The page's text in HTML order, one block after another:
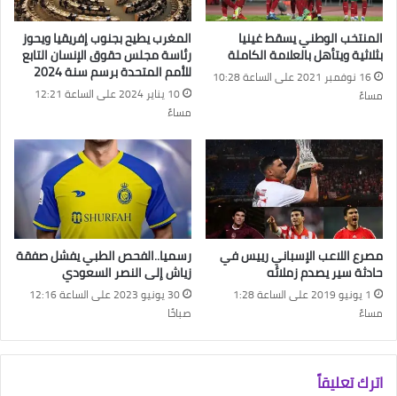
المنتخب الوطني يسقط غينيا
بثلاثية ويتأهل بالعلامة الكاملة
16 نوفمبر 2021 على الساعة 10:28
مساءً
المغرب يطيح بجنوب إفريقيا ويحوز
رئاسة مجلس حقوق الإنسان التابع
للأمم المتحدة برسم سنة 2024
10 يناير 2024 على الساعة 12:21
مساءً
مصرع اللاعب الإسباني رييس في
حادثة سير يصدم زملائه
1 يونيو 2019 على الساعة 1:28
مساءً
رسميا..الفحص الطبي يفشل صفقة
زياش إلى النصر السعودي
30 يونيو 2023 على الساعة 12:16
صباحًا
اترك تعليقاً